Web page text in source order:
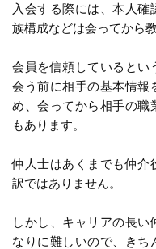
入会する際には、本人
族構成などは会ってから
会員を信頼しているとい
会う前に相手の基本情報
め、会ってから相手の職
もあります。
仲人士はあくまでも仲介
訳ではありません。
しかし、キャリアの長
なりに難しいので、きち